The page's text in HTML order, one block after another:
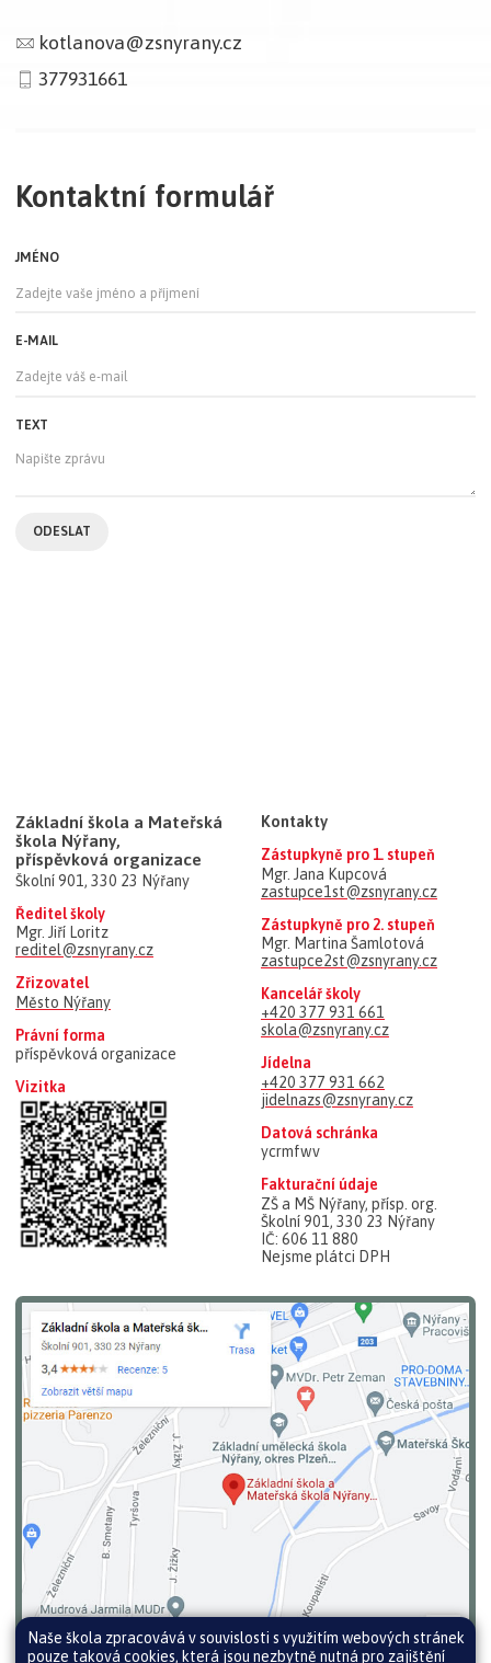
kotlanova@zsnyrany.cz
377931661
Kontaktní formulář
JMÉNO
E-MAIL
TEXT
Základní škola a Mateřská
škola Nýřany,
příspěvková organizace
Školní 901, 330 23 Nýřany
Ředitel školy
Mgr. Jiří Loritz
reditel@zsnyrany.cz
Zřizovatel
Město Nýřany
Právní forma
příspěvková organizace
Vizitka
Kontakty
Zástupkyně pro 1. stupeň
Mgr. Jana Kupcová
zastupce1st@zsnyrany.cz
Zástupkyně pro 2. stupeň
Mgr. Martina Šamlotová
zastupce2st@zsnyrany.cz
Kancelář školy
+420 377 931 661
skola@zsnyrany.cz
Jídelna
+420 377 931 662
jidelnazs@zsnyrany.cz
Datová schránka
ycrmfwv
Fakturační údaje
ZŠ a MŠ Nýřany, přísp. org.
Školní 901, 330 23 Nýřany
IČ: 606 11 880
Nejsme plátci DPH
Naše škola zpracovává v souvislosti s využitím webových stránek
pouze taková cookies, která jsou nezbytně nutná pro zajištění